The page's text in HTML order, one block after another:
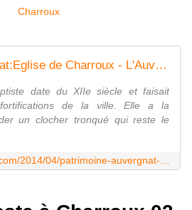
Patrimoine auvergnat:Eglise de Charroux - L'Auvergne Vue par Papou Poustache
date du XIIe siècle et faisait
de la ville. Elle a la
un clocher tronqué qui reste le